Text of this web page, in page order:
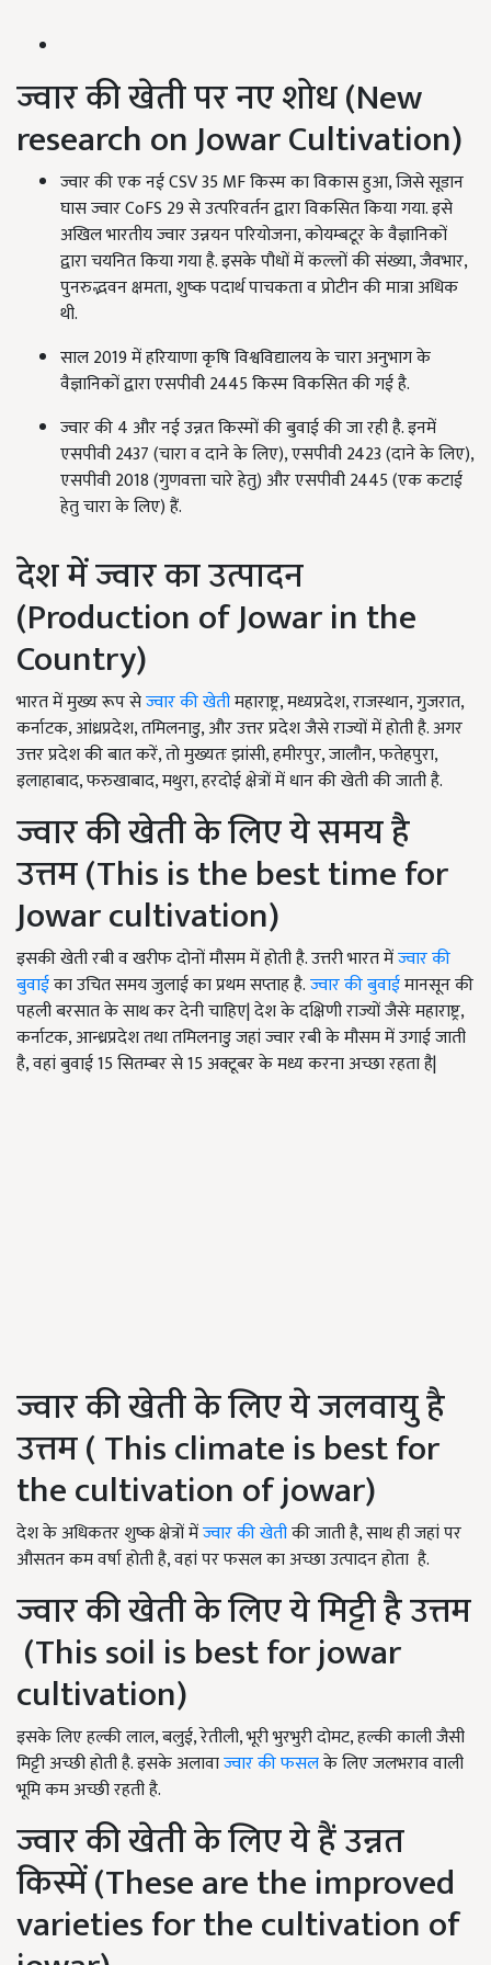
ज्वार की खेती पर नए शोध (New
research on Jowar Cultivation)
ज्वार की एक नई CSV 35 MF किस्म का विकास हुआ, जिसे सूडान
घास ज्वार CoFS 29 से उत्परिवर्तन द्वारा विकसित किया गया. इसे
अखिल भारतीय ज्वार उन्नयन परियोजना, कोयम्बटूर के वैज्ञानिकों
द्वारा चयनित किया गया है. इसके पौधों में कल्लों की संख्या, जैवभार,
पुनरुद्भवन क्षमता, शुष्क पदार्थ पाचकता व प्रोटीन की मात्रा अधिक
थी.
साल 2019 में हरियाणा कृषि विश्वविद्यालय के चारा अनुभाग के
वैज्ञानिकों द्वारा एसपीवी 2445 किस्म विकसित की गई है.
ज्वार की 4 और नई उन्नत किस्मों की बुवाई की जा रही है. इनमें
एसपीवी 2437 (चारा व दाने के लिए), एसपीवी 2423 (दाने के लिए),
एसपीवी 2018 (गुणवत्ता चारे हेतु) और एसपीवी 2445 (एक कटाई
हेतु चारा के लिए) हैं.
देश में ज्वार का उत्पादन
(Production of Jowar in the
Country)
भारत में मुख्य रूप सेज्वार की खेतीमहाराष्ट्र, मध्यप्रदेश, राजस्थान, गुजरात,
कर्नाटक, आंध्रप्रदेश, तमिलनाडु, और उत्तर प्रदेश जैसे राज्यों में होती है. अगर
उत्तर प्रदेश की बात करें, तो मुख्यतः झांसी, हमीरपुर, जालौन, फतेहपुरा,
इलाहाबाद, फरुखाबाद, मथुरा, हरदोई क्षेत्रों में धान की खेती की जाती है.
ज्वार की खेती के लिए ये समय है
उत्तम (This is the best time for
Jowar cultivation)
इसकी खेती रबी व खरीफ दोनों मौसम में होती है. उत्तरी भारत मेंज्वार की
बुवाईका उचित समय जुलाई का प्रथम सप्ताह है.ज्वार की बुवाईमानसून की
पहली बरसात के साथ कर देनी चाहिए| देश के दक्षिणी राज्यों जैसेः महाराष्ट्र,
कर्नाटक, आन्ध्रप्रदेश तथा तमिलनाडु जहां ज्वार रबी के मौसम में उगाई जाती
है, वहां बुवाई 15 सितम्बर से 15 अक्टूबर के मध्य करना अच्छा रहता है|
ज्वार की खेती के लिए ये जलवायु है
उत्तम ( This climate is best for
the cultivation of jowar)
देश के अधिकतर शुष्क क्षेत्रों मेंज्वार की खेतीकी जाती है, साथ ही जहां पर
औसतन कम वर्षा होती है, वहां पर फसल का अच्छा उत्पादन होता है.
ज्वार की खेती के लिए ये मिट्टी है उत्तम
(This soil is best for jowar
cultivation)
इसके लिए हल्की लाल, बलुई, रेतीली, भूरी भुरभुरी दोमट, हल्की काली जैसी
मिट्टी अच्छी होती है. इसके अलावाज्वार की फसलके लिए जलभराव वाली
भूमि कम अच्छी रहती है.
ज्वार की खेती के लिए ये हैं उन्नत
किस्में (These are the improved
varieties for the cultivation of